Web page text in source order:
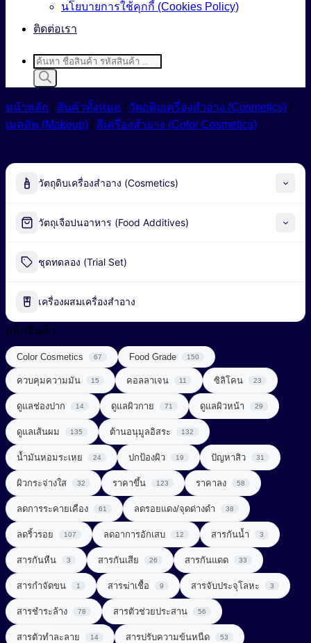
นโยบายการใช้คุกกี้ (Cookies Policy)
ติดต่อเรา
Products
search
หน้าหลัก / สินค้าทั้งหมด / วัตถุดิบเครื่องสำอาง (Cosmetics) /
เมคอัพ (Makeup) / สีเครื่องสำอาง (Color Cosmetics)
วัตถุดิบเครื่องสำอาง (Cosmetics)
Alpha-Arbutin
น้ำมันหอมระเหย (Essential Oil)
พอลิเมอร์ (Polymer)
สารก่อเจล (Gelling Agent)
สารกันเสีย (Preservative)
สารกันแดด (Sunscreen)
Chemical Sunscreen
Physical Sunscreen
Sunscreening Agents
UV Light Stabilizer
UVA + UVB Filter
สารกำจัดขน (Depilatory Agent)
สารขัดถู (Abrasive Agent)
สารฆ่าเชื้อ (Disinfectant)
สารจัดแต่งทรงผม (Styling Agent)
สารจับประจุโลหะ (Chelating Agent)
สารช่วยผลัดเซลล์ผิว (Exfoliating Agent)
สารช่วยเพิ่มความคงตัว (Consistency Factors)
วัตถุเจือปนอาหาร (Food Additives)
Industrial Fermentation Nutrient
ลดการอักเสบ (Anti Inflammatory)
วิตามินซีจากธรรมชาติ (Natural Vitamin C)
วิตามินและแร่ธาตุ (Vitamins & Minerals)
สารควบคุมความเป็นกรด-ด่าง (Buffering Agent)
สารต้านอนุมูลอิสระ (Anti-oxidant)
สารทำให้เกิดเจล (Gelling Agent)
สารที่ช่วยในการลดน้ำหนัก (Weight Loss Aid)
สารปรุงแต่งรส (Flavor Enhancer)
สารสกัดจากพืช
สารสกัดจากสมุนไพร (Herbal extract)
ชุดทดลอง (Trial Set)
เครื่องผสมเครื่องสำอาง
แท็กสินค้า
Color Cosmetics 67 Food Grade 150
ควบคุมความมัน 15 คอลลาเจน 11 ซิลิโคน 23
ดูแลช่องปาก 14 ดูแลผิวกาย 71 ดูแลผิวหน้า 29
ดูแลเส้นผม 135 ต้านอนุมูลอิสระ 132
น้ำมันหอมระเหย 24 ปกป้องผิว 19 ปัญหาสิว 31
ผิวกระจ่างใส 32 ราคาขึ้น 123 ราคาลง 58
ลดการระคายเคือง 61 ลดรอยแดง/จุดด่างดำ 38
ลดริ้วรอย 107 ลดอาการอักเสบ 12 สารกันน้ำ 3
สารกันหืน 3 สารกันเสีย 26 สารกันแดด 33
สารกำจัดขน 1 สารฆ่าเชื้อ 9 สารจับประจุโลหะ 3
สารชำระล้าง 78 สารตัวช่วยประสาน 56
สารตัวทำละลาย 14 สารปรับความข้นหนืด 53